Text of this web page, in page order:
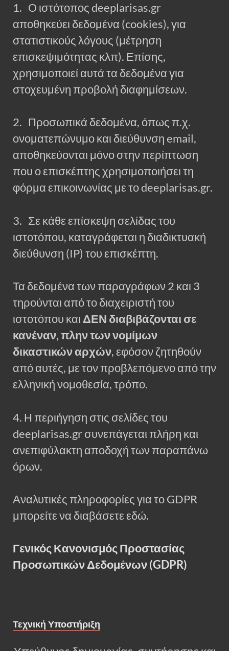
1. Ο ιστότοπος deeplarisas.gr
αποθηκεύει δεδομένα (cookies), για
στατιστικούς λόγους (μέτρηση
επισκεψιμότητας κλπ). Επίσης,
χρησιμοποιεί αυτά τα δεδομένα για
στοχευμένη προβολή διαφημίσεων.
2. Προσωπικά δεδομένα, όπως π.χ.
ονοματεπώνυμο και διεύθυνση email,
αποθηκεύονται μόνο στην περίπτωση
που ο επισκέπτης χρησιμοποιήσει τη
φόρμα επικοινωνίας με το deeplarisas.gr.
3. Σε κάθε επίσκεψη σελίδας του
ιστοτόπου, καταγράφεται η διαδικτυακή
διεύθυνση (IP) του επισκέπτη.
Τα δεδομένα των παραγράφων 2 και 3
τηρούνται από το διαχειριστή του
ιστοτόπου και ΔΕΝ διαβιβάζονται σε
κανέναν, πλην των νομίμων
δικαστικών αρχών, εφόσον ζητηθούν
από αυτές, με τον προβλεπόμενο από την
ελληνική νομοθεσία, τρόπο.
4. Η περιήγηση στις σελίδες του
deeplarisas.gr συνεπάγεται πλήρη και
ανεπιφύλακτη αποδοχή των παραπάνω
όρων.
Αναλυτικές πληροφορίες για το GDPR
μπορείτε να διαβάσετε εδώ.
Γενικός Κανονισμός Προστασίας
Προσωπικών Δεδομένων (GDPR)
Τεχνική Υποστήριξη